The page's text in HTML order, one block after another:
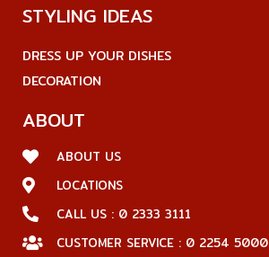
STYLING IDEAS
DRESS UP YOUR DISHES
DECORATION
ABOUT
ABOUT US
LOCATIONS
CALL US : 0 2333 3111
CUSTOMER SERVICE : 0 2254 5000